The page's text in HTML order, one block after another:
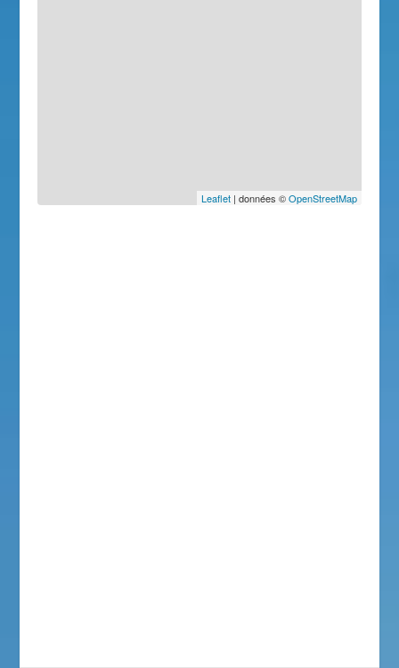
Leaflet| données ©OpenStreetMap